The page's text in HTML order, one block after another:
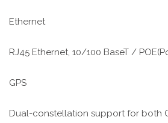
Ethernet
RJ45 Ethernet, 10/100 BaseT /
GPS
Dual-constellation support for both